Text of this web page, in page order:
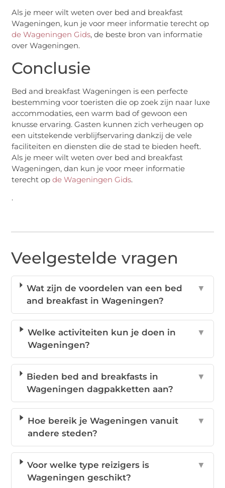
Als je meer wilt weten over bed and breakfast
Wageningen, kun je voor meer informatie terecht op
de Wageningen Gids, de beste bron van informatie
over Wageningen.
Conclusie
Bed and breakfast Wageningen is een perfecte
bestemming voor toeristen die op zoek zijn naar luxe
accommodaties, een warm bad of gewoon een
knusse ervaring. Gasten kunnen zich verheugen op
een uitstekende verblijfservaring dankzij de vele
faciliteiten en diensten die de stad te bieden heeft.
Als je meer wilt weten over bed and breakfast
Wageningen, dan kun je voor meer informatie
terecht opde Wageningen Gids.
.
Veelgestelde vragen
Wat zijn de voordelen van een bed
and breakfast in Wageningen?
▼
Welke activiteiten kun je doen in
Wageningen?
▼
Bieden bed and breakfasts in
Wageningen dagpakketten aan?
▼
Hoe bereik je Wageningen vanuit
andere steden?
▼
Voor welke type reizigers is
Wageningen geschikt?
▼